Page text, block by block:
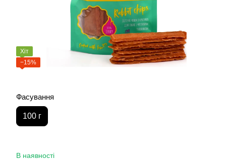
Хіт
−15%
Фасування
100 г
В наявності